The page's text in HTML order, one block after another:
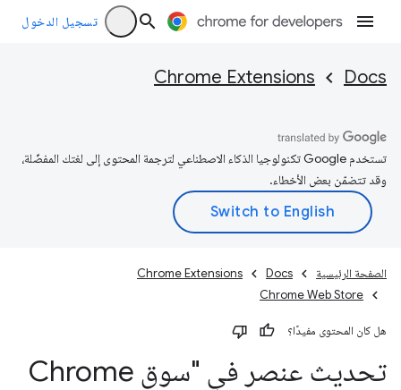
تسجيل الدخول
Docs
Chrome Extensions
تستخدم Google تكنولوجيا الذكاء الاصطناعي لترجمة المحتوى إلى لغتك المفضّلة،
وقد تتضمّن بعض الأخطاء.
الصفحة الرئيسية Docs
Chrome Extensions
Chrome Web Store
هل كان المحتوى مفيدًا؟
تحديث عنصر في "سوق Chrome